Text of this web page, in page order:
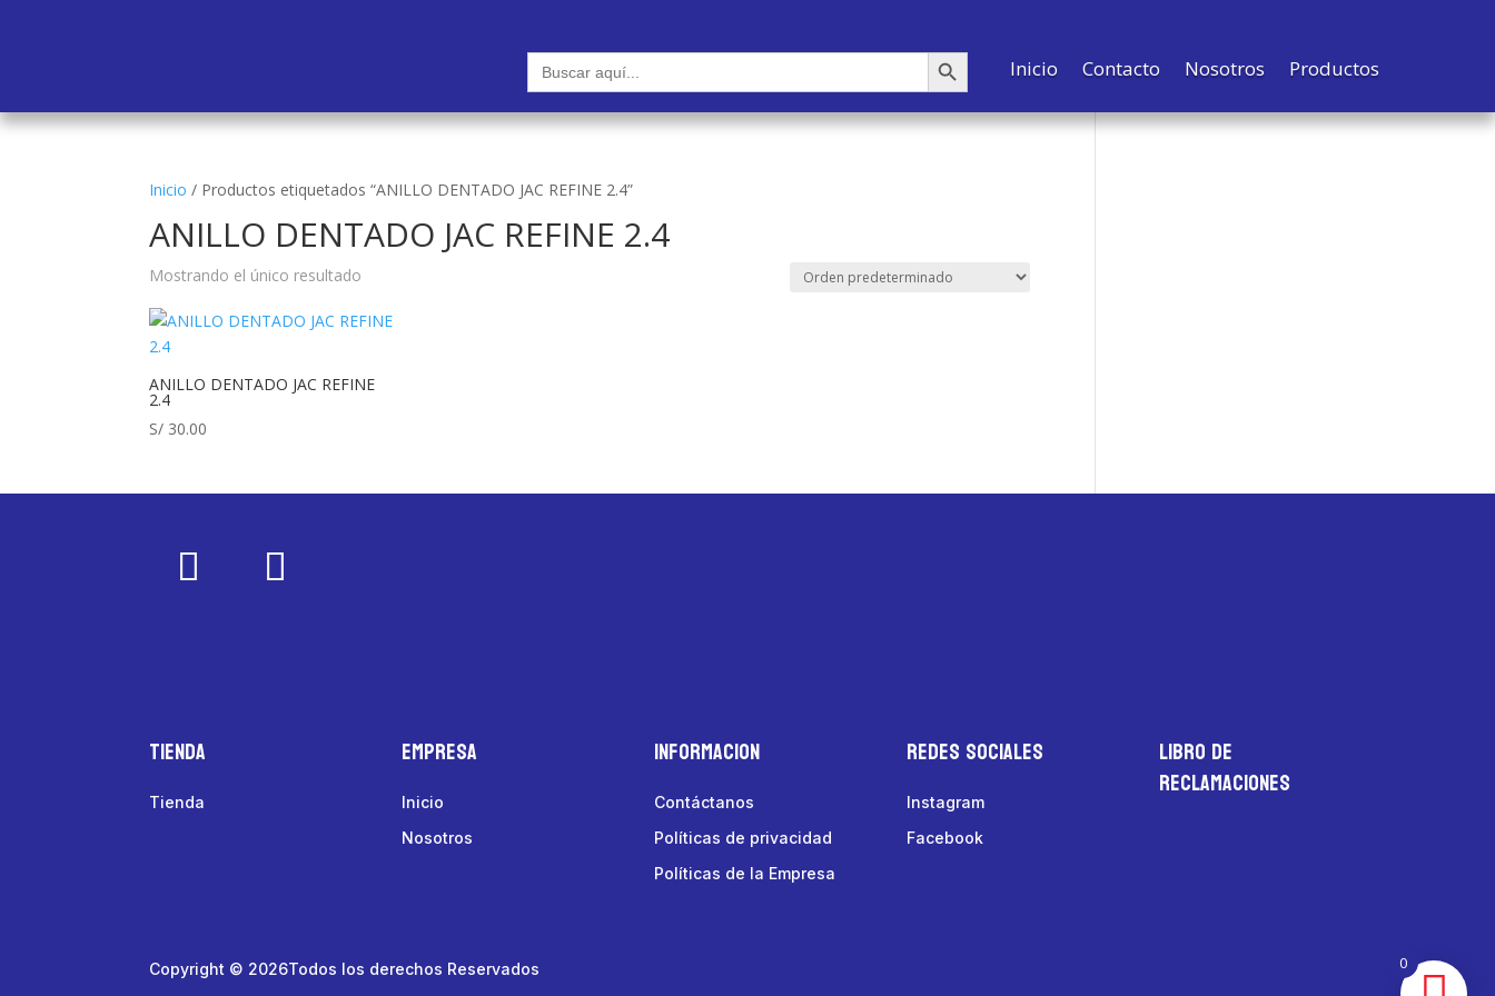
Buscar: Botón de búsqueda
Inicio Contacto Nosotros Productos
Inicio / Productos etiquetados “ANILLO DENTADO JAC REFINE 2.4”
ANILLO DENTADO JAC REFINE 2.4
Mostrando el único resultado
ANILLO DENTADO JAC REFINE
2.4
S/ 30.00
Tienda
Tienda
Empresa
Inicio
Nosotros
Informacion
Contáctanos
Políticas de privacidad
Políticas de la Empresa
Redes Sociales
Instagram
Facebook
LIBRO DE
RECLAMACIONES
Copyright © 2026Todos los derechos Reservados 0